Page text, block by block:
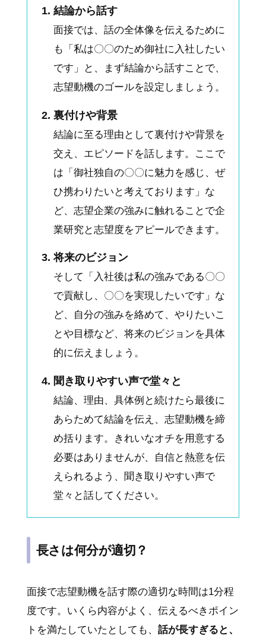
結論から話す
面接では、話の全体像を伝えるために
も「私は〇〇のため御社に入社したい
です」と、まず結論から話すことで、
志望動機のゴールを設定しましょう。
裏付けや背景
結論に至る理由として裏付けや背景を
交え、エピソードを話します。ここで
は「御社独自の〇〇に魅力を感じ、ぜ
ひ携わりたいと考えております」な
ど、志望企業の強みに触れることで企
業研究と志望度をアピールできます。
将来のビジョン
そして「入社後は私の強みである〇〇
で貢献し、〇〇を実現したいです」な
ど、自分の強みを絡めて、やりたいこ
とや目標など、将来のビジョンを具体
的に伝えましょう。
聞き取りやすい声で堂々と
結論、理由、具体例と続けたら最後に
あらためて結論を伝え、志望動機を締
め括ります。きれいなオチを用意する
必要はありませんが、自信と熱意を伝
えられるよう、聞き取りやすい声で
堂々と話してください。
長さは何分が適切？
面接で志望動機を話す際の適切な時間は1分程
度です。いくら内容がよく、伝えるべきポイン
トを満たしていたとしても、 話が長すぎると、